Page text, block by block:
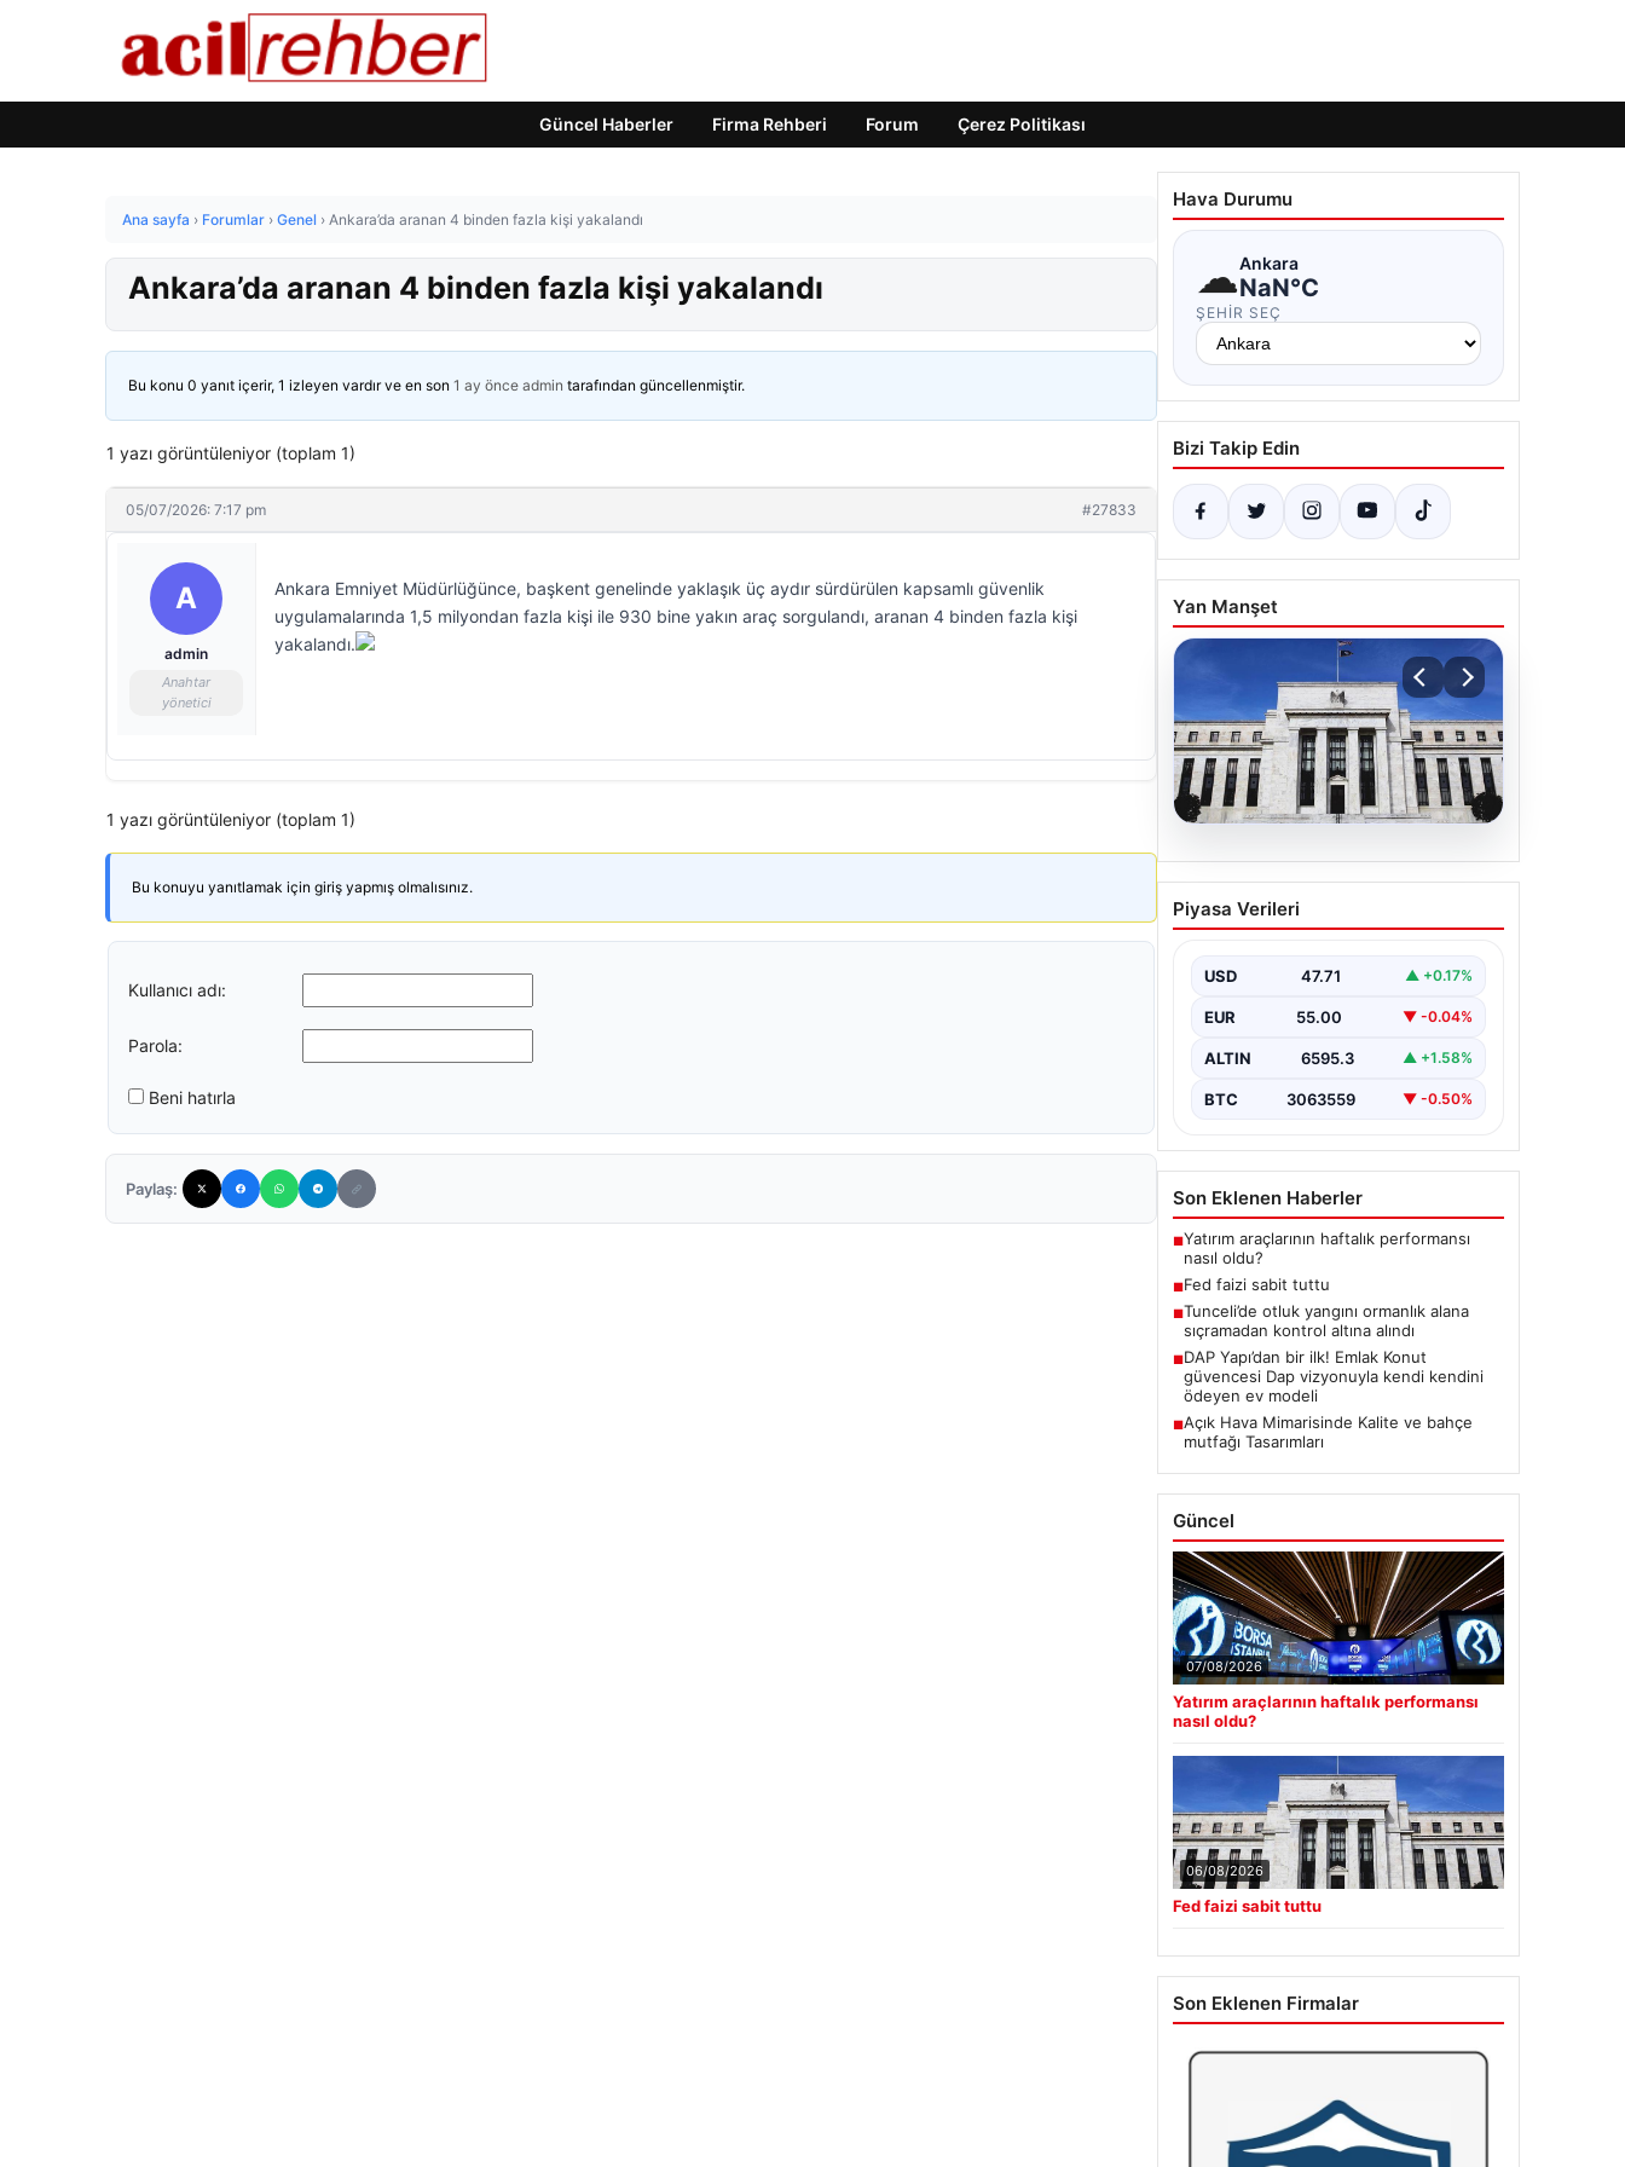
Güncel Haberler Firma Rehberi Forum Çerez Politikası
Ana sayfa › Forumlar › Genel › Ankara’da aranan 4 binden fazla kişi yakalandı
Ankara’da aranan 4 binden fazla kişi yakalandı
Bu konu 0 yanıt içerir, 1 izleyen vardır ve en son 1 ay önce admin tarafından güncellenmiştir.
1 yazı görüntüleniyor (toplam 1)
05/07/2026: 7:17 pm #27833
A
admin
Anahtar
yönetici
Ankara Emniyet Müdürlüğünce, başkent genelinde yaklaşık üç aydır sürdürülen kapsamlı güvenlik
uygulamalarında 1,5 milyondan fazla kişi ile 930 bine yakın araç sorgulandı, aranan 4 binden fazla kişi
yakalandı.
1 yazı görüntüleniyor (toplam 1)
Bu konuyu yanıtlamak için giriş yapmış olmalısınız.
Kullanıcı adı:
Parola:
Beni hatırla
Paylaş:
Hava Durumu
☁Ankara
NaN°C
ŞEHIR SEÇ
Bizi Takip Edin
Yan Manşet
Fed faizi sabit tuttu
Piyasa Verileri
USD 47.71 ▲ +0.17%
EUR 55.00 ▼ -0.04%
ALTIN 6595.3 ▲ +1.58%
BTC 3063559 ▼ -0.50%
Son Eklenen Haberler
■Yatırım araçlarının haftalık performansı
nasıl oldu?
■Fed faizi sabit tuttu
■Tunceli’de otluk yangını ormanlık alana
sıçramadan kontrol altına alındı
■DAP Yapı’dan bir ilk! Emlak Konut
güvencesi Dap vizyonuyla kendi kendini
ödeyen ev modeli
■Açık Hava Mimarisinde Kalite ve bahçe
mutfağı Tasarımları
Güncel
07/08/2026
Yatırım araçlarının haftalık performansı
nasıl oldu?
06/08/2026
Fed faizi sabit tuttu
Son Eklenen Firmalar